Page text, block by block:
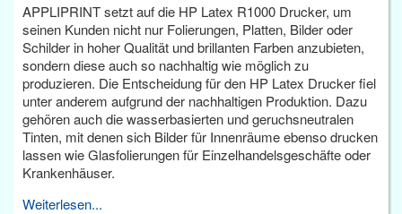
APPLIPRINT setzt auf die HP Latex R1000 Drucker, um
seinen Kunden nicht nur Folierungen, Platten, Bilder oder
Schilder in hoher Qualität und brillanten Farben anzubieten,
sondern diese auch so nachhaltig wie möglich zu
produzieren. Die Entscheidung für den HP Latex Drucker fiel
unter anderem aufgrund der nachhaltigen Produktion. Dazu
gehören auch die wasserbasierten und geruchsneutralen
Tinten, mit denen sich Bilder für Innenräume ebenso drucken
lassen wie Glasfolierungen für Einzelhandelsgeschäfte oder
Krankenhäuser.
Weiterlesen...